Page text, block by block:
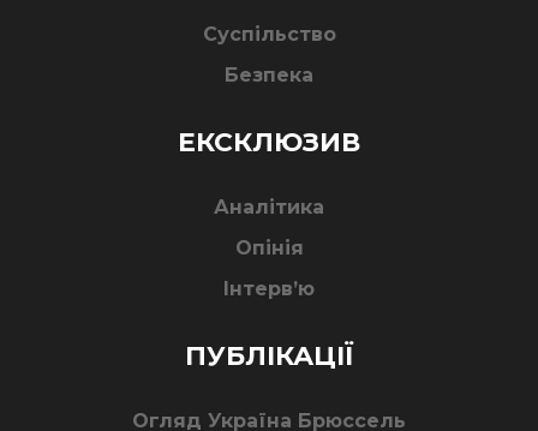
Суспільство
Безпека
ЕКСКЛЮЗИВ
Аналітика
Опінія
Інтерв’ю
ПУБЛІКАЦІЇ
Огляд Україна Брюссель